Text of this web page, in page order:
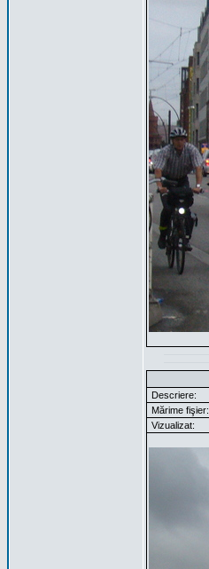
Descriere:
Mărime fişier:
Vizualizat: